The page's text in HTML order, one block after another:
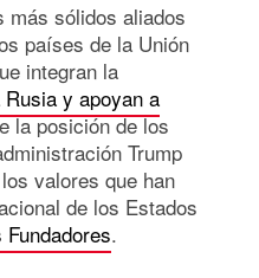
más sólidos aliados
países de la Unión
integran la
y apoyan a
la posición de los
Trump
valores que han
de los Estados
Fundadores.